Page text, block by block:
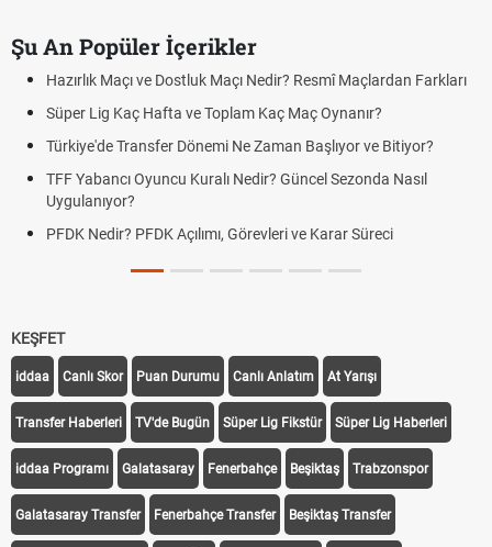
Şu An Popüler İçerikler
Hazırlık Maçı ve Dostluk Maçı Nedir? Resmî Maçlardan Farkları
Süper Lig Kaç Hafta ve Toplam Kaç Maç Oynanır?
Türkiye'de Transfer Dönemi Ne Zaman Başlıyor ve Bitiyor?
TFF Yabancı Oyuncu Kuralı Nedir? Güncel Sezonda Nasıl
Uygulanıyor?
PFDK Nedir? PFDK Açılımı, Görevleri ve Karar Süreci
KEŞFET
iddaa Canlı Skor Puan Durumu Canlı Anlatım At Yarışı
Transfer Haberleri TV'de Bugün Süper Lig Fikstür Süper Lig Haberleri
iddaa Programı Galatasaray Fenerbahçe Beşiktaş Trabzonspor
Galatasaray Transfer Fenerbahçe Transfer Beşiktaş Transfer